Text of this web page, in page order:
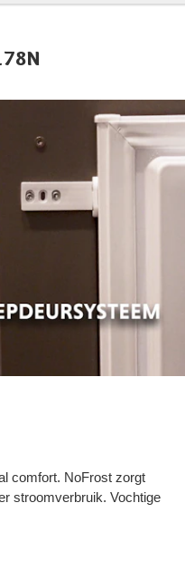
comfort. NoFrost zorgt
stroomverbruik. Vochtige